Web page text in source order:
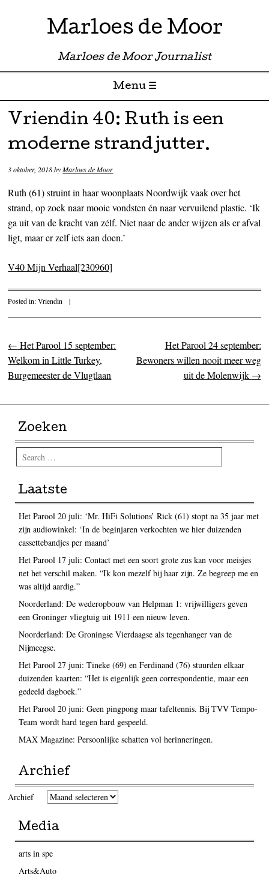
Marloes de Moor
Marloes de Moor Journalist
Menu ☰
Skip to content
Vriendin 40: Ruth is een
moderne strandjutter.
3 oktober, 2018byMarloes de Moor
Ruth (61) struint in haar woonplaats Noordwijk vaak over het
strand, op zoek naar mooie vondsten én naar vervuilend plastic. ‘Ik
ga uit van de kracht van zélf. Niet naar de ander wijzen als er afval
ligt, maar er zelf iets aan doen.’
V40 Mijn Verhaal[230960]
Posted in:Vriendin |
Post navigation
← Het Parool 15 september:
Welkom in Little Turkey,
Burgemeester de Vlugtlaan
Het Parool 24 september:
Bewoners willen nooit meer weg
uit de Molenwijk →
Zoeken
Search
Laatste
Het Parool 20 juli: ‘Mr. HiFi Solutions’ Rick (61) stopt na 35 jaar met
zijn audiowinkel: ‘In de beginjaren verkochten we hier duizenden
cassettebandjes per maand’
Het Parool 17 juli: Contact met een soort grote zus kan voor meisjes
net het verschil maken. “Ik kon mezelf bij haar zijn. Ze begreep me en
was altijd aardig.”
Noorderland: De wederopbouw van Helpman 1: vrijwilligers geven
een Groninger vliegtuig uit 1911 een nieuw leven.
Noorderland: De Groningse Vierdaagse als tegenhanger van de
Nijmeegse.
Het Parool 27 juni: Tineke (69) en Ferdinand (76) stuurden elkaar
duizenden kaarten: “Het is eigenlijk geen correspondentie, maar een
gedeeld dagboek.”
Het Parool 20 juni: Geen pingpong maar tafeltennis. Bij TVV Tempo-
Team wordt hard tegen hard gespeeld.
MAX Magazine: Persoonlijke schatten vol herinneringen.
Archief
Archief
Media
arts in spe
Arts&Auto